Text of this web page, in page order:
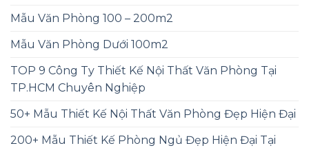
Mẫu Văn Phòng 100 – 200m2
Mẫu Văn Phòng Dưới 100m2
TOP 9 Công Ty Thiết Kế Nội Thất Văn Phòng Tại
TP.HCM Chuyên Nghiệp
50+ Mẫu Thiết Kế Nội Thất Văn Phòng Đẹp Hiện Đại
200+ Mẫu Thiết Kế Phòng Ngủ Đẹp Hiện Đại Tại